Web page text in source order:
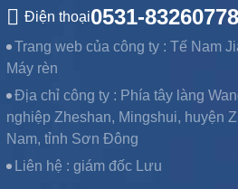
Điện thoại0531-83260778
Trang web của công ty : Tế Nam
Máy rèn
Địa chỉ công ty : Phía tây làng
nghiệp Zheshan, Mingshui, huyện
Nam, tỉnh Sơn Đông
Liên hệ : giám đốc Lưu